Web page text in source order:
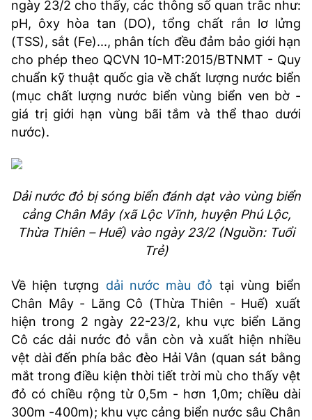
LIÊN HỆ QUẢNG CÁO
Hotline: 0981.119.189
Điện thoại: 024.38254756
MẠNG XÃ HỘI
ngày 23/2 cho thấy, các thông số quan trắc như:
pH, ôxy hòa tan (DO), tổng chất rắn lơ lửng
(TSS), sắt (Fe)..., phân tích đều đảm bảo giới hạn
cho phép theo QCVN 10-MT:2015/BTNMT - Quy
chuẩn kỹ thuật quốc gia về chất lượng nước biển
(mục chất lượng nước biển vùng biển ven bờ -
giá trị giới hạn vùng bãi tắm và thể thao dưới
nước).
Dải nước đỏ bị sóng biển đánh dạt vào vùng biển
cảng Chân Mây (xã Lộc Vĩnh, huyện Phú Lộc,
Thừa Thiên – Huế) vào ngày 23/2 (Nguồn: Tuổi
Trẻ)
Về hiện tượng dải nước màu đỏ tại vùng biển
Chân Mây - Lăng Cô (Thừa Thiên - Huế) xuất
hiện trong 2 ngày 22-23/2, khu vực biển Lăng
Cô các dải nước đỏ vẫn còn và xuất hiện nhiều
vệt dài đến phía bắc đèo Hải Vân (quan sát bằng
mắt trong điều kiện thời tiết trời mù cho thấy vệt
đỏ có chiều rộng từ 0,5m - hơn 1,0m; chiều dài
300m -400m); khu vực cảng biển nước sâu Chân